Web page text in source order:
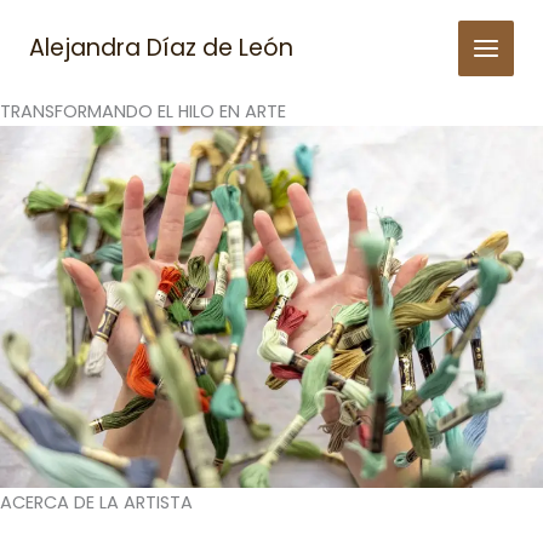
Alejandra Díaz de León
TRANSFORMANDO EL HILO EN ARTE
ACERCA DE LA ARTISTA